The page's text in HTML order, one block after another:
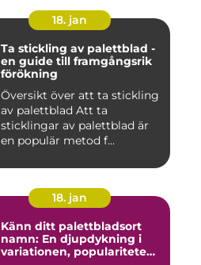
18. jan
Ta stickling av palettblad -
en guide till framgångsrik
förökning
Översikt över att ta stickling
av palettblad Att ta
sticklingar av palettblad är
en populär metod f...
18. jan
Känn ditt palettbladsort
namn: En djupdykning i
variationen, populariteten